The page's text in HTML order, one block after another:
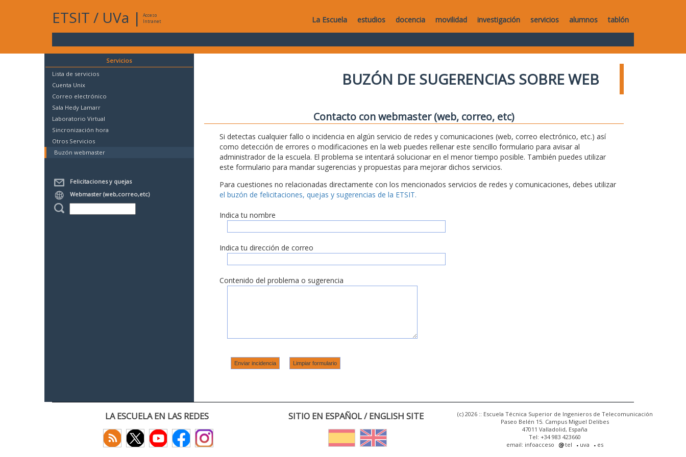
ETSIT / UVa |
Acceso
Intranet
La Escuela estudios docencia movilidad investigación servicios alumnos tablón
Servicios
Lista de servicios
Cuenta Unix
Correo electrónico
Sala Hedy Lamarr
Laboratorio Virtual
Sincronización hora
Otros Servicios
Buzón webmaster
Felicitaciones y quejas
Webmaster (web,correo,etc)
BUZÓN DE SUGERENCIAS SOBRE WEB
Contacto con webmaster (web, correo, etc)
Si detectas cualquier fallo o incidencia en algún servicio de redes y comunicaciones (web, correo electrónico, etc.) así
como detección de errores o modificaciones en la web puedes rellenar este sencillo formulario para avisar al
administrador de la escuela. El problema se intentará solucionar en el menor tiempo posible. También puedes utilizar
este formulario para mandar sugerencias y propuestas para mejorar dichos servicios.
Para cuestiones no relacionadas directamente con los mencionados servicios de redes y comunicaciones, debes utilizar
el buzón de felicitaciones, quejas y sugerencias de la ETSIT.
Indica tu nombre
Indica tu dirección de correo
Contenido del problema o sugerencia
LA ESCUELA EN LAS REDES SITIO EN ESPAÑOL / ENGLISH SITE
(c) 2026 :: Escuela Técnica Superior de Ingenieros de Telecomunicación
Paseo Belén 15. Campus Miguel Delibes
47011 Valladolid, España
Tel: +34 983 423660
email: infoacceso
tel uva es